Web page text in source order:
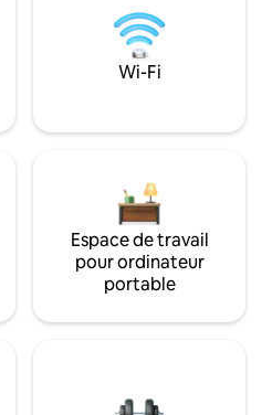
Wi-Fi
Espace de travail
pour ordinateur
portable